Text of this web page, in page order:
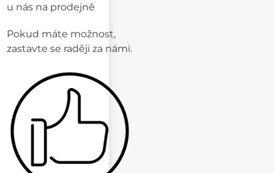
u nás na prodejně
Pokud máte možnost,
zastavte se raději za námi.